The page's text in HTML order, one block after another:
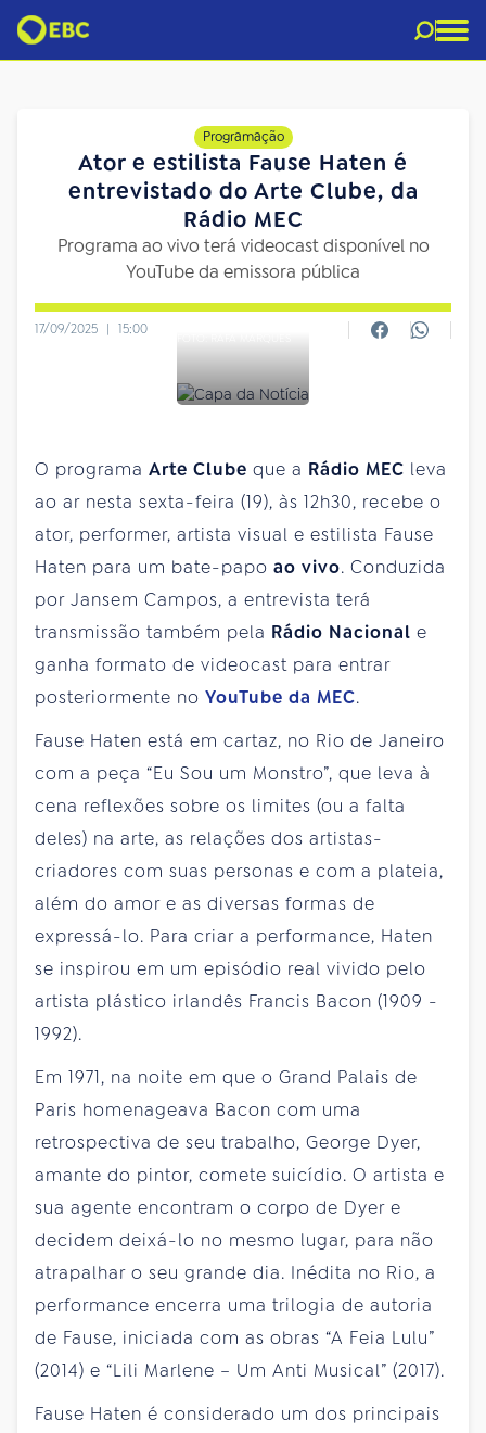
Programação
Ator e estilista Fause Haten é
entrevistado do Arte Clube, da
Rádio MEC
Programa ao vivo terá videocast disponível no
YouTube da emissora pública
17/09/2025 | 15:00
O programa Arte Clube que a Rádio MEC leva
ao ar nesta sexta-feira (19), às 12h30, recebe o
ator, performer, artista visual e estilista Fause
Haten para um bate-papo ao vivo. Conduzida
por Jansem Campos, a entrevista terá
transmissão também pela Rádio Nacional e
ganha formato de videocast para entrar
posteriormente no YouTube da MEC.
Fause Haten está em cartaz, no Rio de Janeiro
com a peça “Eu Sou um Monstro”, que leva à
cena reflexões sobre os limites (ou a falta
deles) na arte, as relações dos artistas-
criadores com suas personas e com a plateia,
além do amor e as diversas formas de
expressá-lo. Para criar a performance, Haten
se inspirou em um episódio real vivido pelo
artista plástico irlandês Francis Bacon (1909 -
1992).
Em 1971, na noite em que o Grand Palais de
Paris homenageava Bacon com uma
retrospectiva de seu trabalho, George Dyer,
amante do pintor, comete suicídio. O artista e
sua agente encontram o corpo de Dyer e
decidem deixá-lo no mesmo lugar, para não
atrapalhar o seu grande dia. Inédita no Rio, a
performance encerra uma trilogia de autoria
de Fause, iniciada com as obras “A Feia Lulu”
(2014) e “Lili Marlene – Um Anti Musical” (2017).
Fause Haten é considerado um dos principais